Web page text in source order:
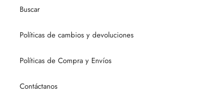
Buscar
Políticas de cambios y devoluciones
Políticas de Compra y Envíos
Contáctanos